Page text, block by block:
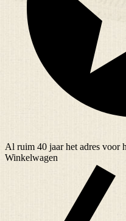
Al ruim 40 jaarhet adres voor
Winkelwagen